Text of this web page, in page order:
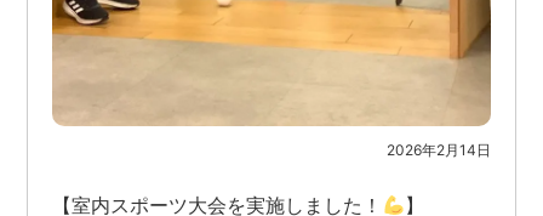
2026年2月14日
【室内スポーツ大会を実施しました！ 】